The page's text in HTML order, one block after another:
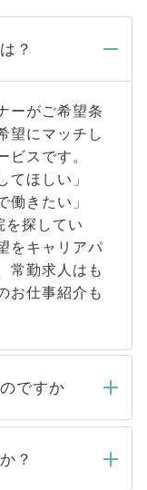
？
ーがご希望条
望にマッチし
スです。
てほしい」
働きたい」
を探してい
をキャリアパ
常勤求人はも
お仕事紹介も
ですか
社担当者がご
ールもしくは
？